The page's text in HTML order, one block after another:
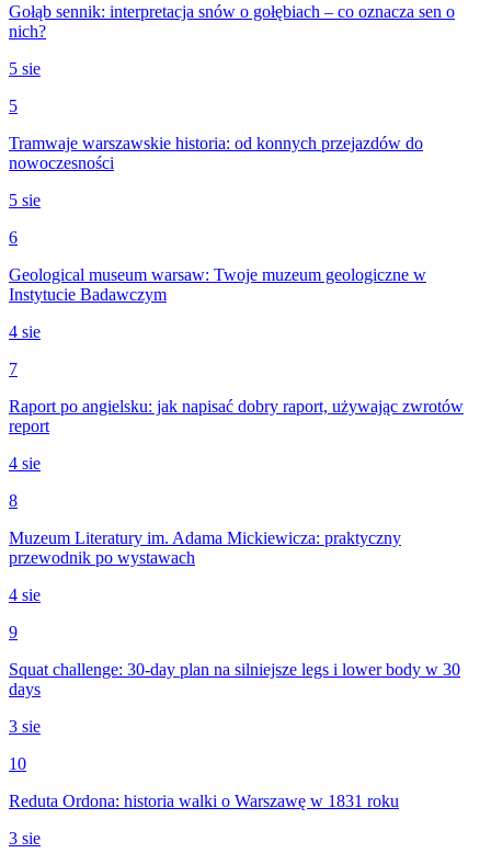
Gołąb sennik: interpretacja snów o gołębiach – co oznacza sen o
nich?
5 sie
5
Tramwaje warszawskie historia: od konnych przejazdów do
nowoczesności
5 sie
6
Geological museum warsaw: Twoje muzeum geologiczne w
Instytucie Badawczym
4 sie
7
Raport po angielsku: jak napisać dobry raport, używając zwrotów
report
4 sie
8
Muzeum Literatury im. Adama Mickiewicza: praktyczny
przewodnik po wystawach
4 sie
9
Squat challenge: 30-day plan na silniejsze legs i lower body w 30
days
3 sie
10
Reduta Ordona: historia walki o Warszawę w 1831 roku
3 sie